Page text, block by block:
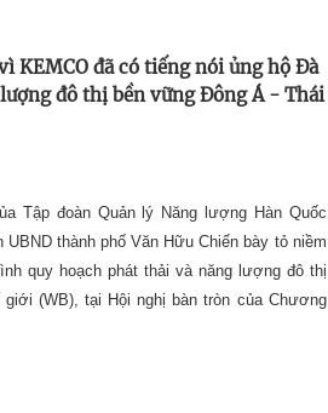
KEMCO đã có tiếng nói ủng hộ Đà
đô thị bền vững Đông Á - Thái
Tập đoàn Quản lý Năng lượng Hàn Quốc
thành phố Văn Hữu Chiến bày tỏ niềm
quy hoạch phát thải và năng lượng đô thị
(WB), tại Hội nghị bàn tròn của Chương